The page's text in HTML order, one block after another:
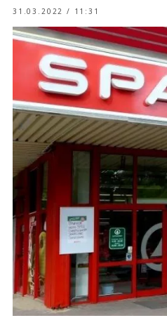
31.03.2022 / 11:31